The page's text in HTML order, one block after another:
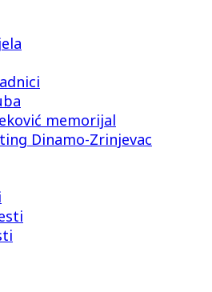
memorijal
Dinamo-Zrinjevac